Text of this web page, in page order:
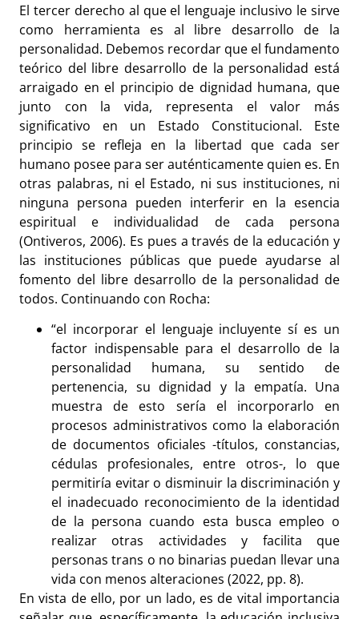
El tercer derecho al que el lenguaje inclusivo le sirve
como herramienta es al libre desarrollo de la
personalidad. Debemos recordar que el fundamento
teórico del libre desarrollo de la personalidad está
arraigado en el principio de dignidad humana, que
junto con la vida, representa el valor más
significativo en un Estado Constitucional. Este
principio se refleja en la libertad que cada ser
humano posee para ser auténticamente quien es. En
otras palabras, ni el Estado, ni sus instituciones, ni
ninguna persona pueden interferir en la esencia
espiritual e individualidad de cada persona
(Ontiveros, 2006). Es pues a través de la educación y
las instituciones públicas que puede ayudarse al
fomento del libre desarrollo de la personalidad de
todos. Continuando con Rocha:
“el incorporar el lenguaje incluyente sí es un
factor indispensable para el desarrollo de la
personalidad humana, su sentido de
pertenencia, su dignidad y la empatía. Una
muestra de esto sería el incorporarlo en
procesos administrativos como la elaboración
de documentos oficiales -títulos, constancias,
cédulas profesionales, entre otros-, lo que
permitiría evitar o disminuir la discriminación y
el inadecuado reconocimiento de la identidad
de la persona cuando esta busca empleo o
realizar otras actividades y facilita que
personas trans o no binarias puedan llevar una
vida con menos alteraciones (2022, pp. 8).
En vista de ello, por un lado, es de vital importancia